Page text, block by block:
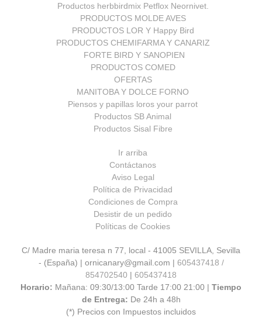
Productos herbbirdmix Petflox Neornivet.
PRODUCTOS MOLDE AVES
PRODUCTOS LOR Y Happy Bird
PRODUCTOS CHEMIFARMA Y CANARIZ
FORTE BIRD Y SANOPIEN
PRODUCTOS COMED
OFERTAS
MANITOBA Y DOLCE FORNO
Piensos y papillas loros your parrot
Productos SB Animal
Productos Sisal Fibre
Ir arriba
Contáctanos
Aviso Legal
Política de Privacidad
Condiciones de Compra
Desistir de un pedido
Políticas de Cookies
C/ Madre maria teresa n 77, local - 41005 SEVILLA, Sevilla
- (España) | ornicanary@gmail.com | 605437418 /
854702540 | 605437418
Horario: Mañana: 09:30/13:00 Tarde 17:00 21:00 | Tiempo
de Entrega: De 24h a 48h
(*) Precios con Impuestos incluidos